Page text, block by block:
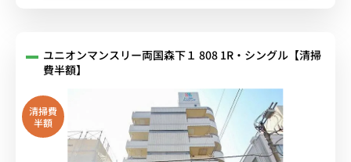
ユニオンマンスリー両国森下１ 808 1R・シングル【清掃
費半額】
清掃費
半額